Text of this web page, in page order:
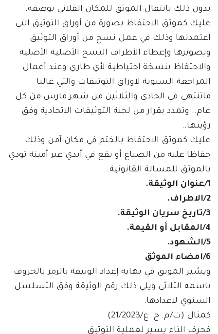
يدون ذلك بانتقال الموثق للمكان الفلاني بوصفه.
عليك كموثق الاحتفاظ بصورة من أوراق التوثيق التي
اعتمدتها وذلك في عمل نسخ من أوراق التوثيق
وتصويرها وإعطاء الأطراف النسخ الأصلية الأصلية
والاحتفاظ بنسخة احتياطية لأي طاري وعند أعمال
المراجعة السنوية لاوراق التوثيقات والتي غالبا
ماتنتهي في الحادي والثلاثين من شهر مارس من كل
عام.. وتمدد بقرار من لجنة التوثيقات الاتحادية وفق
رؤيتها..
عليك كموثق الاحتفاظ بالختم في مكان آمن وذلك
حفاظا عليه من الضياع أو يقع في أيدي غير أمينة تودي
بالموثق للمسالة القانونية..
1/عنوان الوثيقة.
2/الاطراف.
3/تاريخ سريان الوثيقة.
4/المقابل أو القيمة.
5/الشهود.
6/امضاء الموثق
ويشير الموثق في نهاية إعداد الوثيقة بالرمز بالحروف
باسمه الثلاثي ويلي ذلك رقم الوثيقة وفق التسلسل
السنوي لاعدادها.
كمثال (ت/م. ح. ع/21/2023)
فحرف التاء يشير لعملية التوثيق